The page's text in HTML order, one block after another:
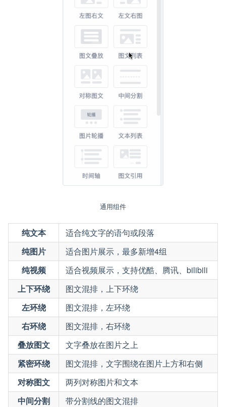
通用组件
纯文本
适合纯文字的语句或段落
纯图片
适合图片展示，最多新增4组
纯视频
适合视频展示，支持优酷、腾讯、bilibili
上下环绕
图文混排，上下环绕
左环绕
图文混排，左环绕
右环绕
图文混排，右环绕
叠放图文
文字叠放在图片之上
紧密环绕
图文混排，文字围绕在图片上方和右侧
对称图文
两列对称图片和文本
中间分割
带分割线的图文混排